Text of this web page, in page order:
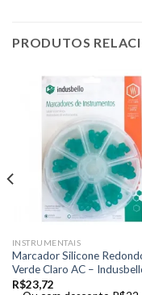
PRODUTOS
INSTRUMENTAIS
Marcador Silicone
Verde Claro AC –
R$23,72